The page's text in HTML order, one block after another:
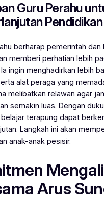
Guru Perahu
berharap pemerintah dan
memberi perhatian lebih
ingin menghadirkan lebih
alat peraga yang
melibatkan relawan agar
semakin luas. Dengan
terapung dapat
Langkah ini akan
anak-anak pesisir.
Arus